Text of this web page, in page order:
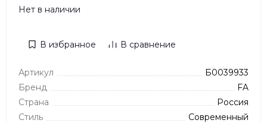
Нет в наличии
В избранное В сравнение
Артикул
Б0039933
Бренд
FA
Страна
Россия
Стиль
Современный